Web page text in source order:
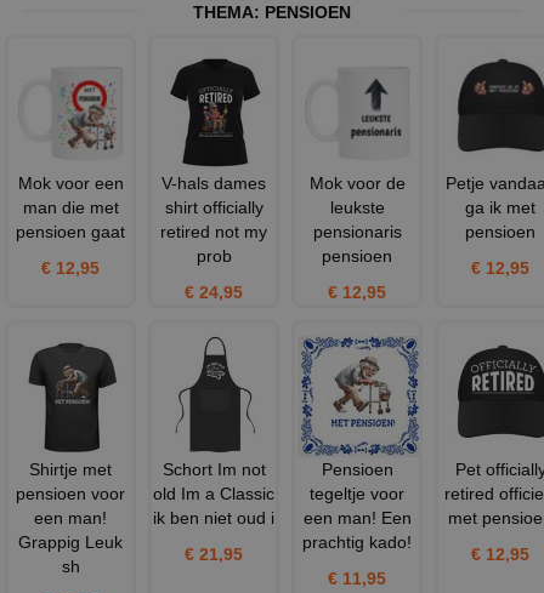
THEMA: PENSIOEN
Mok voor een
man die met
pensioen gaat
€ 12,95
V-hals dames
shirt officially
retired not my
prob
€ 24,95
Mok voor de
leukste
pensionaris
pensioen
€ 12,95
Petje
ga ik met
pensioen
€ 12,95
Shirtje met
pensioen voor
een man!
Grappig Leuk
sh
Schort Im not
old Im a Classic
ik ben niet oud i
€ 21,95
Pensioen
tegeltje voor
een man! Een
prachtig kado!
€ 11,95
Pet
retired
met
€ 12,95